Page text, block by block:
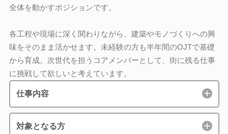
全体を動かすポジションです。
各工程や現場に深く関わりながら、建築やモノづくりへの興
味をそのまま活かせます。未経験の方も半年間のOJTで基礎
から育成。次世代を担うコアメンバーとして、街に残る仕事
に挑戦して欲しいと考えています。
仕事内容
対象となる方